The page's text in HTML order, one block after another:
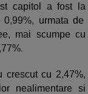
capitol a fost la
0,99%, urmata de
mai scumpe cu
crescut cu 2,47%,
nealimentare si